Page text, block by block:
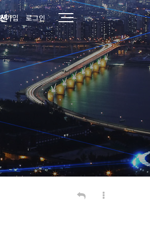
가입 로그인